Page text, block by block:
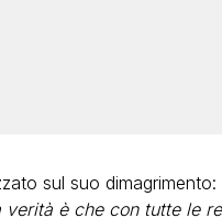
sul suo dimagrimento:
verità è che con tutte le